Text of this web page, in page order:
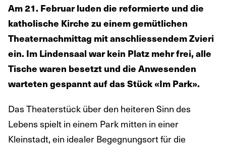
Am 21. Februar luden die reformierte und die
katholische Kirche zu einem gemütlichen
Theaternachmittag mit anschliessendem Zvieri
ein. Im Lindensaal war kein Platz mehr frei, alle
Tische waren besetzt und die Anwesenden
warteten gespannt auf das Stück «Im Park».
Das Theaterstück über den heiteren Sinn des
Lebens spielt in einem Park mitten in einer
Kleinstadt, ein idealer Begegnungsort für die